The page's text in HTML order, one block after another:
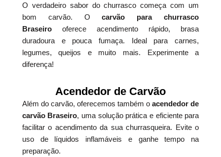
O verdadeiro sabor do churrasco começa com um
bom carvão. Ocarvão para churrasco
Braseirooferece acendimento rápido, brasa
duradoura e pouca fumaça. Ideal para carnes,
legumes, queijos e muito mais. Experimente a
diferença!
Acendedor de Carvão
Além do carvão, oferecemos também oacendedor de
carvão Braseiro, uma solução prática e eficiente para
facilitar o acendimento da sua churrasqueira. Evite o
uso de líquidos inflamáveis e ganhe tempo na
preparação.